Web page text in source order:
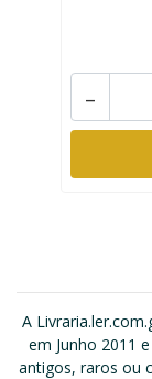
-
A
em Junho 2011
antigos, raros ou